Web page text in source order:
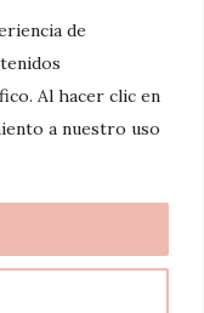
de
Al hacer clic en
a nuestro uso